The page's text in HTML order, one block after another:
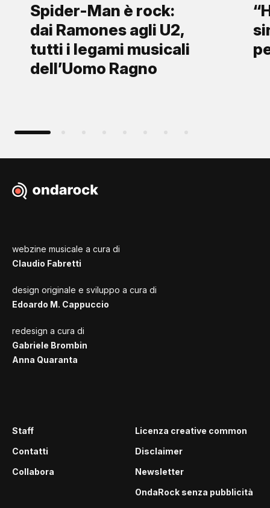
Spider-Man è rock:
dai Ramones agli U2,
tutti i legami musicali
dell’Uomo Ragno
webzine musicale a cura di
Claudio Fabretti
design originale e sviluppo a cura di
Edoardo M. Cappuccio
redesign a cura di
Gabriele Brombin
Anna Quaranta
Staff
Contatti
Collabora
Licenza creative common
Disclaimer
Newsletter
OndaRock senza pubblicità